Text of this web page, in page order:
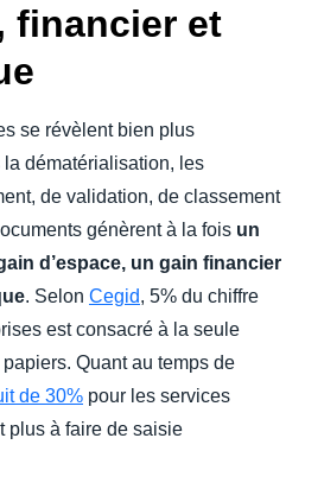
financier et
se révèlent bien plus
la dématérialisation, les
de validation, de classement
génèrent à la fois un
d’espace, un gain financier
. Selon Cegid, 5% du chiffre
est consacré à la seule
Quant au temps de
de 30% pour les services
plus à faire de saisie